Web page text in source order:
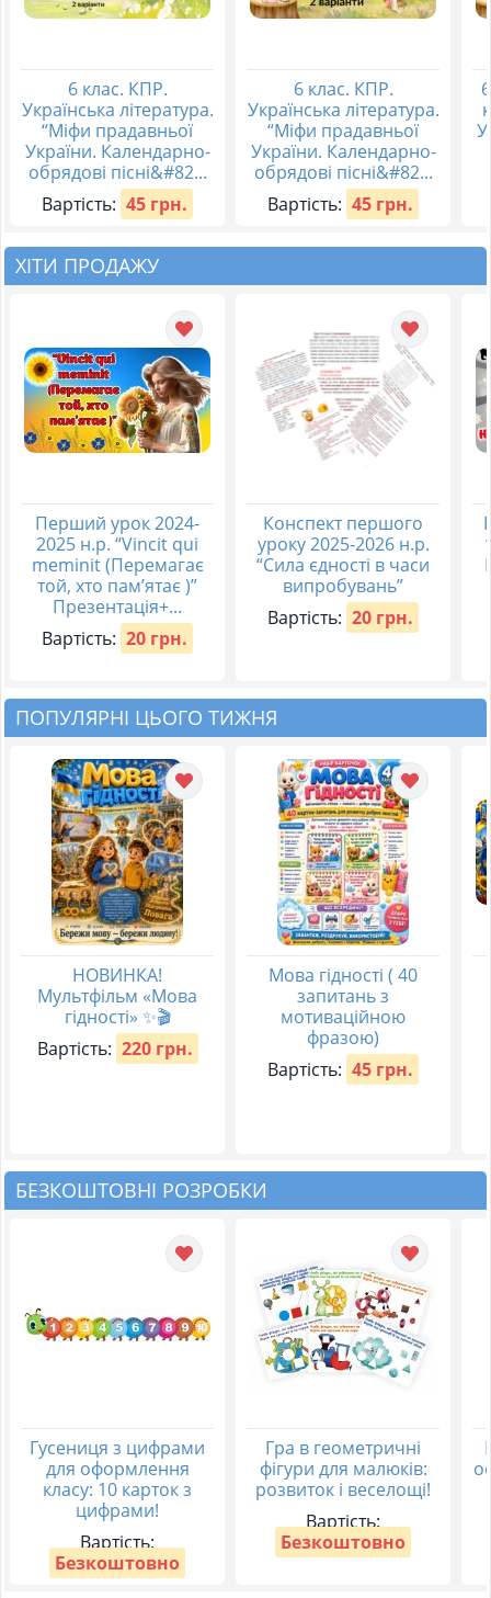
6 клас. КПР.
Українська література.
“Міфи прадавньої
України. Календарно-
обрядові пісні&#82...
Вартість: 45 грн.
6 клас. КПР.
Українська література.
“Міфи прадавньої
України. Календарно-
обрядові пісні&#82...
Вартість: 45 грн.
ХІТИ ПРОДАЖУ
Перший урок 2024-
2025 н.р. “Vincit qui
meminit (Перемагає
той, хто пам’ятає )”
Презентація+...
Вартість: 20 грн.
Конспект першого
уроку 2025-2026 н.р.
“Сила єдності в часи
випробувань”
Вартість: 20 грн.
ПОПУЛЯРНІ ЦЬОГО ТИЖНЯ
НОВИНКА!
Мультфільм «Мова
гідності» ✨🎬
Вартість: 220 грн.
Мова гідності ( 40
запитань з
мотиваційною
фразою)
Вартість: 45 грн.
БЕЗКОШТОВНІ РОЗРОБКИ
Гусениця з цифрами
для оформлення
класу: 10 карток з
цифрами!
Вартість:
Безкоштовно
Гра в геометричні
фігури для малюків:
розвиток і веселощі!
Вартість:
Безкоштовно